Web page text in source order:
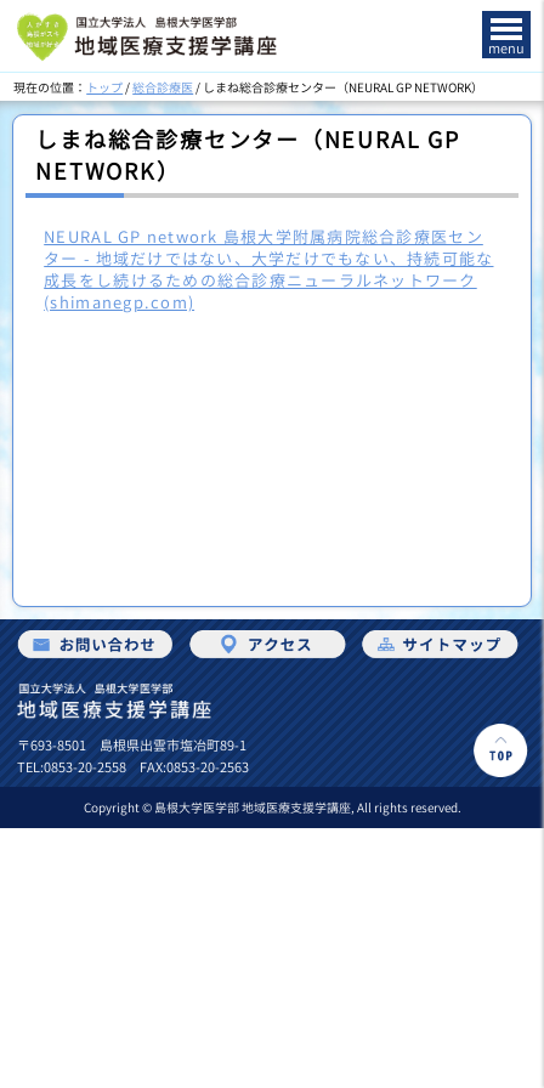
このページの本文へ
menu
現在の位置： トップ/総合診療医/ しまね総合診療センター（NEURAL GP NETWORK）
しまね総合診療センター（NEURAL GP
NETWORK）
NEURAL GP network 島根大学附属病院総合診療医セン
ター - 地域だけではない、大学だけでもない、持続可能な
成長をし続けるための総合診療ニューラルネットワーク
(shimanegp.com)
〒693-8501 島根県出雲市塩冶町89-1
TEL:0853-20-2558 FAX:0853-20-2563
Copyright © 島根大学医学部 地域医療支援学講座, All rights reserved.